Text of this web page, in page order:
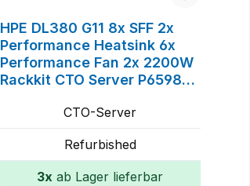
HPE DL380 G11 8x SFF 2x
Performance Heatsink 6x
Performance Fan 2x 2200W
Rackkit CTO Server P65984-
001, P48818-B21, P44712-
CTO-Server
Refurbished
3x ab Lager lieferbar